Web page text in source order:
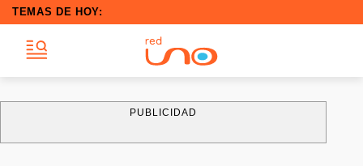
TEMAS DE HOY:
PUBLICIDAD